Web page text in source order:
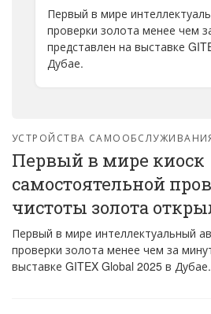
Первый в мире
проверки золота менее чем
представлен ​​на выставке
Дубае.
УСТРОЙСТВА
Первый в мире киоск
самостоятельной
чистоты золота
Первый в мире интеллектуальный
проверки золота менее чем за
выставке GITEX Global 2025 в Дубае.